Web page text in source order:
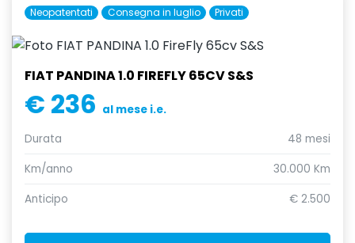
Neopatentati Consegna in luglio Privati
FIAT PANDINA 1.0 FIREFLY 65CV S&S
€ 236 al mese i.e.
Durata
48 mesi
Km/anno
30.000 Km
Anticipo
€ 2.500